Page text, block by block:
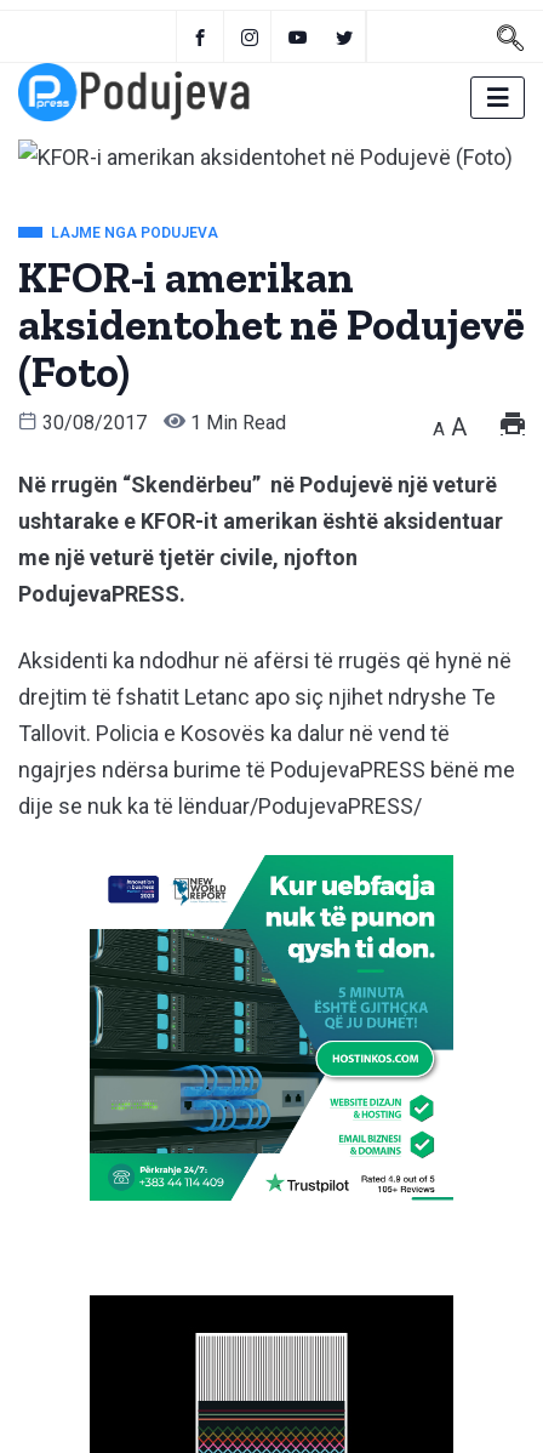
LAJME NGA PODUJEVA
KFOR-i amerikan
aksidentohet në Podujevë
(Foto)
30/08/2017 1 Min Read A A
Në rrugën “Skendërbeu” në Podujevë një veturë
ushtarake e KFOR-it amerikan është aksidentuar
me një veturë tjetër civile, njofton
PodujevaPRESS.
Aksidenti ka ndodhur në afërsi të rrugës që hynë në
drejtim të fshatit Letanc apo siç njihet ndryshe Te
Tallovit. Policia e Kosovës ka dalur në vend të
ngajrjes ndërsa burime të PodujevaPRESS bënë me
dije se nuk ka të lënduar/PodujevaPRESS/